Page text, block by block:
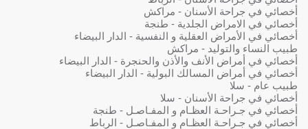
أخصائي في جراحة الأسنان - مراكش
أخصائي في الامراض الجلدية - طنجة
أخصائي في الأمراض العقلية و النفسية - الدار البيضاء
طبيب النساء والتوليد - مراكش
أخصائي في أمراض الأنف والأذن والحنجرة - الدار البيضاء
أخصائي في أمراض المسالك البولية - الدار البيضاء
طبيب عام - سلا
أخصائي في جراحة الأسنان - سلا
أخصائي في جـراحـة العظـام و المفـاصـل - طنجة
أخصائي في جـراحـة العظـام و المفـاصـل - الرباط